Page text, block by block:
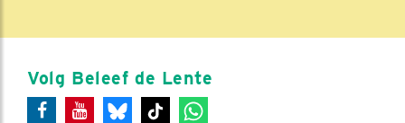
Volg Beleef de Lente